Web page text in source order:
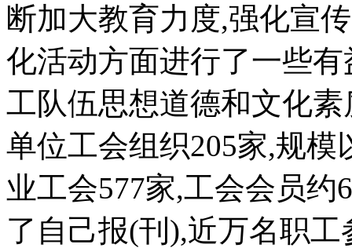
断加大教育力度,强化宣
化活动方面进行了一些
工队伍思想道德和文化
单位工会组织205家,规
业工会577家,工会会员约
了自己报(刊),近万名职